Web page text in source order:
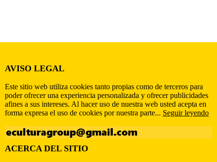
AVISO LEGAL
Este sitio web utiliza cookies tanto propias como de terceros para
poder ofrecer una experiencia personalizada y ofrecer publicidades
afines a sus intereses. Al hacer uso de nuestra web usted acepta en
forma expresa el uso de cookies por nuestra parte... Seguir leyendo
ACERCA DEL SITIO